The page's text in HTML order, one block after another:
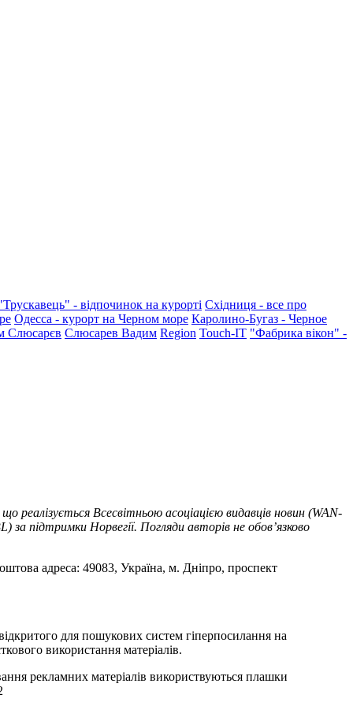
- відпочинок на курорті Східниця - все про
Одесса - курорт на Черном море Каролино-Бугаз - Черное
Слюсарєв Слюсарев Вадим Region Touch-IT "Фабрика вікон" -
Всесвітньою асоціацією видавців новин (WAN-
підтримки Норвегії. Погляди авторів не обов’язково
адреса: 49083, Україна, м. Дніпро, проспект
для пошукових систем гіперпосилання на
використання матеріалів.
рекламних матеріалів використвуються плашки